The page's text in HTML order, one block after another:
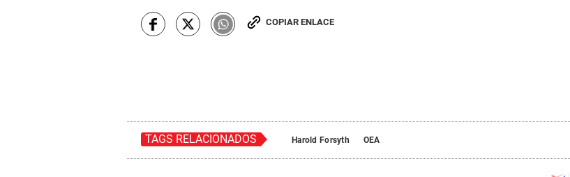
n
d
o
n
d
s
COPIAR ENLACE
TAGS RELACIONADOS Harold Forsyth OEA